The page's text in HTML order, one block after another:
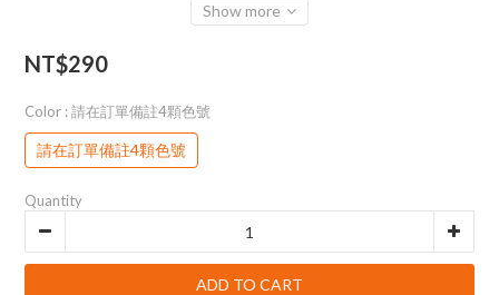
Show more
NT$290
Color : 請在訂單備註4顆色號
請在訂單備註4顆色號
Quantity
ADD TO CART